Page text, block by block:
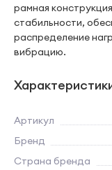
рамная
стабильности,
распределение
вибрацию.
Артикул
Бренд
Страна бренда